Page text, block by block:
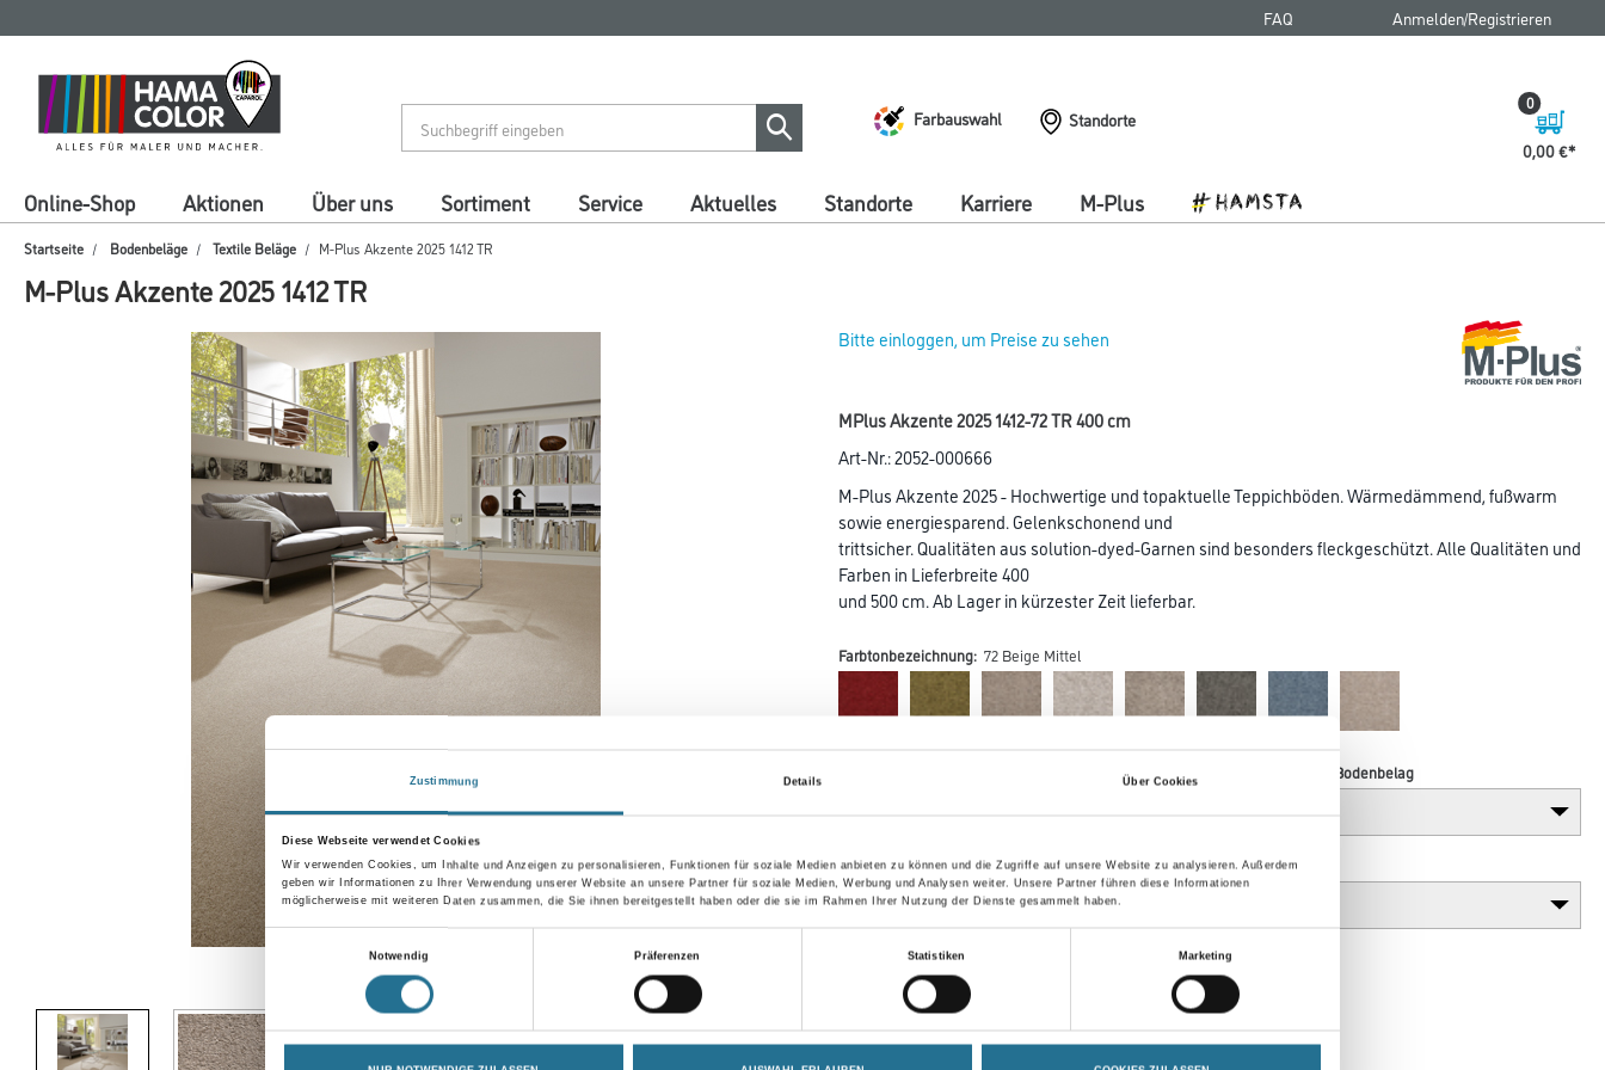
Zustimmung Details Über Cookies
Diese Webseite verwendet Cookies
Wir verwenden Cookies, um Inhalte und Anzeigen zu personalisieren, Funktionen für soziale Medien anbieten zu können und die Zugriffe auf unsere Website zu analysieren. Außerdem
geben wir Informationen zu Ihrer Verwendung unserer Website an unsere Partner für soziale Medien, Werbung und Analysen weiter. Unsere Partner führen diese Informationen
möglicherweise mit weiteren Daten zusammen, die Sie ihnen bereitgestellt haben oder die sie im Rahmen Ihrer Nutzung der Dienste gesammelt haben.
Notwendig
Präferenzen Statistiken Marketing
springen
springen
FAQ Anmelden/Registrieren
Farbauswahl
Standorte
0,00 €
0
Online-Shop Aktionen Über uns Sortiment Service Aktuelles Standorte Karriere M-Plus
Startseite Bodenbeläge Textile Beläge M-Plus Akzente 2025 1412 TR
M-Plus Akzente 2025 1412 TR
Abbildung ähnlich
Bitte einloggen, um Preise zu sehen
MPlus Akzente 2025 1412-72 TR 400 cm
Art-Nr.:2052-000666
M-Plus Akzente 2025 - Hochwertige und topaktuelle Teppichböden. Wärmedämmend, fußwarm
sowie energiesparend. Gelenkschonend und
trittsicher. Qualitäten aus solution-dyed-Garnen sind besonders fleckgeschützt. Alle Qualitäten und
Farben in Lieferbreite 400
und 500 cm. Ab Lager in kürzester Zeit lieferbar.
Farbtonbezeichnung: 72 Beige Mittel
Verarbeitung Bodenbelag
Breite in centimeter Gebinde
Umrechnungsfaktoren